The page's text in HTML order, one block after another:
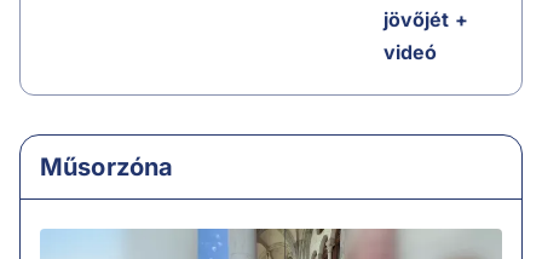
jövőjét +
videó
Műsorzóna